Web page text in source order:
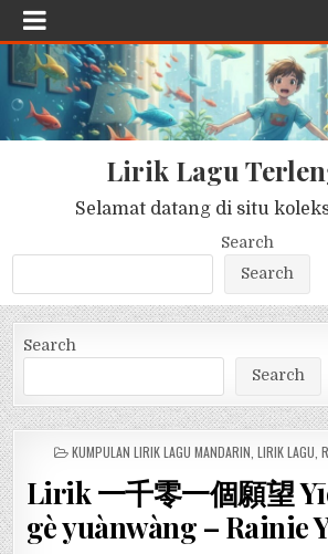
Lirik Lagu
Selamat datang di situ
Search
Search
Search
Search
POSTED
KUMPULAN LIRIK LAGU MANDARIN LIRIK LAGU
Lirik 一千零一個願望
gè yuànwàng – Rainie